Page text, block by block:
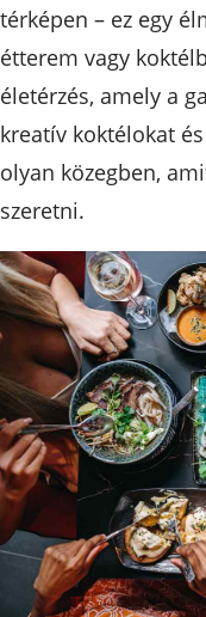
térképen – ez egy
étterem vagy
életérzés, amely a
kreatív koktélokat
olyan közegben,
szeretni.